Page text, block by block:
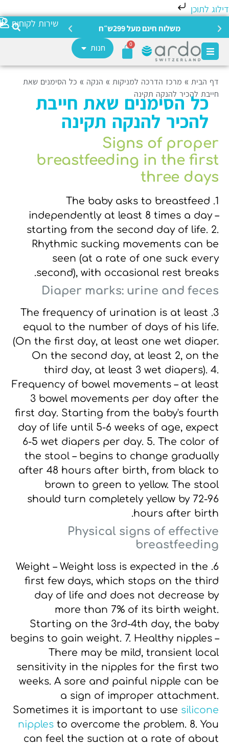
לתוכן
שירות לקוחות
משלוח חינם מעל 299ש״ח צריכה
חנות
דף הבית»מרכז הדרכה למניקות»הנקה»כל הסימנים שאת
חייבת להכיר להנקה תקינה
כל הסימנים שאת חייבת
להכיר להנקה תקינה
Signs of proper
breastfeeding in the first
three days
1. The baby asks to breastfeed
independently at least 8 times a day –
starting from the second day of life. 2.
Rhythmic sucking movements can be
seen (at a rate of one suck every
second), with occasional rest breaks.
Diaper marks: urine and feces
3. The frequency of urination is at least
equal to the number of days of his life.
(On the first day, at least one wet diaper.
On the second day, at least 2, on the
third day, at least 3 wet diapers). 4.
Frequency of bowel movements – at least
3 bowel movements per day after the
first day.Starting from the baby's fourth
day of life until 5-6 weeks of age, expect
6-5 wet diapers per day. 5. The color of
the stool – begins to change gradually
after 48 hours after birth, from black to
brown to green to yellow. The stool
should turn completely yellow by 72-96
hours after birth.
Physical signs of effective
breastfeeding
6. Weight – Weight loss is expected in the
first few days, which stops on the third
day of life and does not decreaseby
more than 7% of its birth weight.
Starting on the 3rd-4th day, the baby
begins to gain weight.
7. Healthy nipples –
There may be mild, transient local
sensitivity in the nipples for the first two
weeks.A sore and painful nipple can be
a sign of improper attachment.
Sometimes it is important to usesilicone
nipplesto overcome the problem. 8. You
can feel the suction at a rate of about